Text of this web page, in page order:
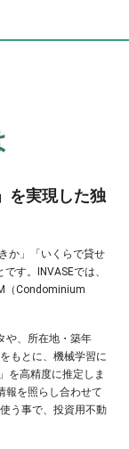
を実現した独
か」「いくらで貸せ
す。INVASEでは、
（Condominium
や、所在地・築年
もとに、機械学習に
を高精度に推定しま
報を照らし合わせて
う事で、投資用不動